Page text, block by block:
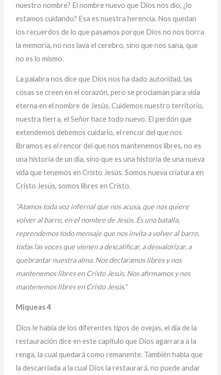
nuestro nombre? El nombre nuevo que Dios nos dio, ¿lo
estamos cuidando? Esa es nuestra herencia. Nos quedan
los recuerdos de lo que pasamos porque Dios no nos borra
la memoria, no nos lava el cerebro, sino que nos sana, que
no es lo mismo.
La palabra nos dice que Dios nos ha dado autoridad, las
cosas se creen en el corazón, pero se proclaman para vida
eterna en el nombre de Jesús. Cuidemos nuestro territorio,
nuestra tierra, el Señor hace todo nuevo. El perdón que
extendemos debemos cuidarlo, el rencor del que nos
libramos es el rencor del que nos mantenemos libres, no es
una historia de un día, sino que es una historia de una nueva
vida que tenemos en Cristo Jesús. Somos nueva criatura en
Cristo Jesús, somos libres en Cristo.
“Atamos toda voz infernal que nos acusa, que nos quiere
volver al barro, en el nombre de Jesús. Es una batalla,
reprendemos todo mensaje que nos invita a volver al barro,
todas las voces que vienen a descalificar, a desvalorizar, a
quebrantar nuestra alma. Nos declaramos libres y nos
mantenemos libres en Cristo Jesús. Nos afirmamos y nos
mantenemos libres en Cristo Jesús.”
Miqueas 4
Dios le habla de los diferentes tipos de ovejas, el día de la
restauración dice en este capítulo que Dios agarrara a la
renga, la cual quedará como remanente. También habla que
la descarriada a la cual Dios la restaurará, no puede andar